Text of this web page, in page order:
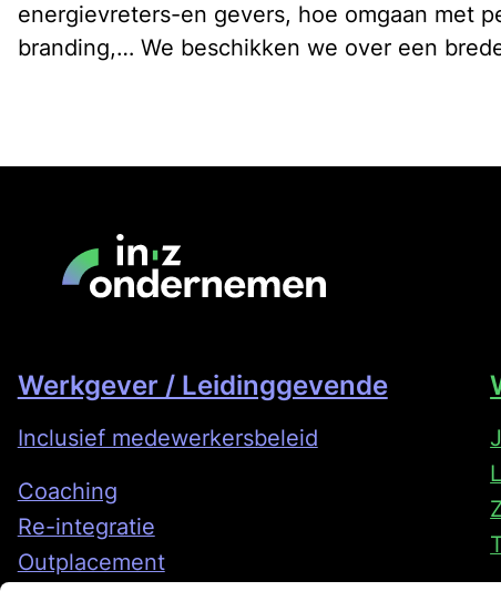
energievreters-en gevers, hoe omgaan met
branding,… We beschikken we over een
Werkgever / Leidinggevende
Inclusief medewerkersbeleid
Coaching
Re-integratie
Outplacement